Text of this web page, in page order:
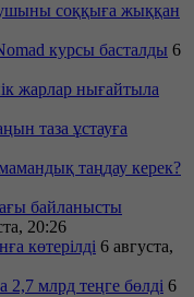
соққыға жыққан
курсы басталды 6
жарлар нығайтыла
таза ұстауға
таңдау керек?
байланысты
20:26
көтерілді 6 августа,
млрд теңге бөлді 6